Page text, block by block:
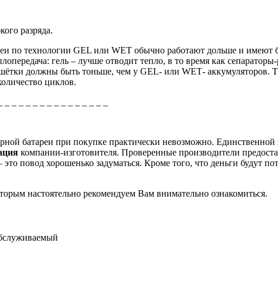
разряда.
по технологии GEL или WET обычно работают дольше и имеют
гель – лучше отводит тепло, в то время как
должны быть тоньше, чем у GEL- или WET- аккумуляторов.
циклов.
батареи при покупке практически невозможно.
компании-изготовителя. Проверенные производители
повод хорошенько задуматься. Кроме того, что деньги будут
настоятельно рекомендуем Вам внимательно ознакомиться.